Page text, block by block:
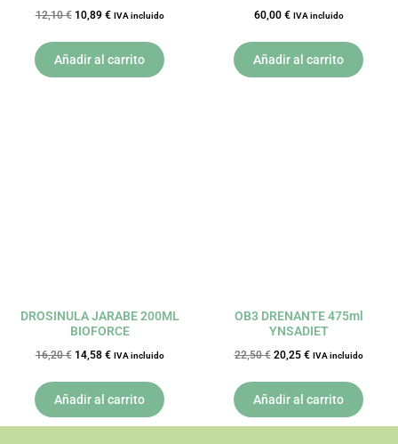
12,10€ 10,89 € IVA incluido
Añadir al carrito
60,00 € IVA incluido
Añadir al carrito
DROSINULA JARABE 200ML
BIOFORCE
16,20€ 14,58 € IVA incluido
Añadir al carrito
OB3 DRENANTE 475ml
YNSADIET
22,50€ 20,25 € IVA incluido
Añadir al carrito